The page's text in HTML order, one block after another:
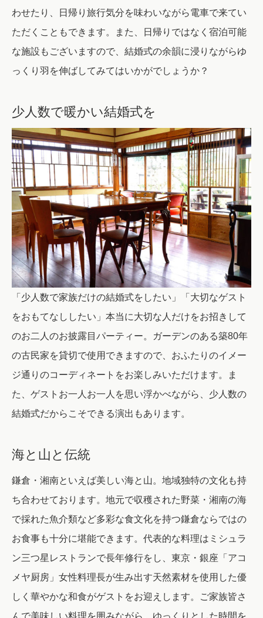
わせたり、日帰り旅行気分を味わいながら電車で来てい
ただくこともできます。
また、日帰りではなく宿泊可能
な施設もございますので、結婚式の余韻に浸りながらゆ
っくり羽を伸ばしてみてはいかがでしょうか？
少人数で暖かい結婚式を
「少人数で家族だけの結婚式をしたい」「大切なゲスト
をおもてなししたい」 本当に大切な人だけをお招きして
のお二人のお披露目パーティー。
ガーデンのある築80年
の古民家を貸切で使用できますので、おふたりのイメー
ジ通りのコーディネートをお楽しみいただけます。
ま
た、ゲストお一人お一人を思い浮かべながら、少人数の
結婚式だからこそできる演出もあります。
海と山と伝統
鎌倉・湘南といえば美しい海と山。地域独特の文化も持
ち合わせております。 地元で収穫された野菜・湘南の海
で採れた魚介類など多彩な食文化を持つ鎌倉ならではの
お食事も十分に堪能できます。 代表的な料理はミシュラ
ン三つ星レストランで長年修行をし、東京・銀座「アコ
メヤ厨房」女性料理長が生み出す天然素材を使用した優
しく華やかな和食がゲストをお迎えします。
ご家族皆さ